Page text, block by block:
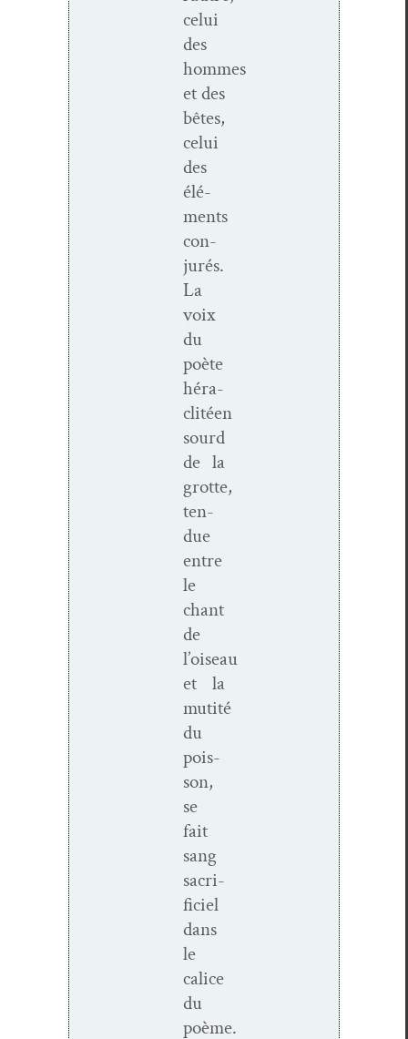
celui
des
hommes
et des
bêtes,
celui
des
élé­
ments
con­
jurés.
La
voix
du
poète
hér­a­
clitéen
sourd
de la
grotte,
ten­
due
entre
le
chant
de
l’oiseau
et la
mutité
du
pois­
son,
se
fait
sang
sac­ri­
fi­ciel
dans
le
cal­ice
du
poème.